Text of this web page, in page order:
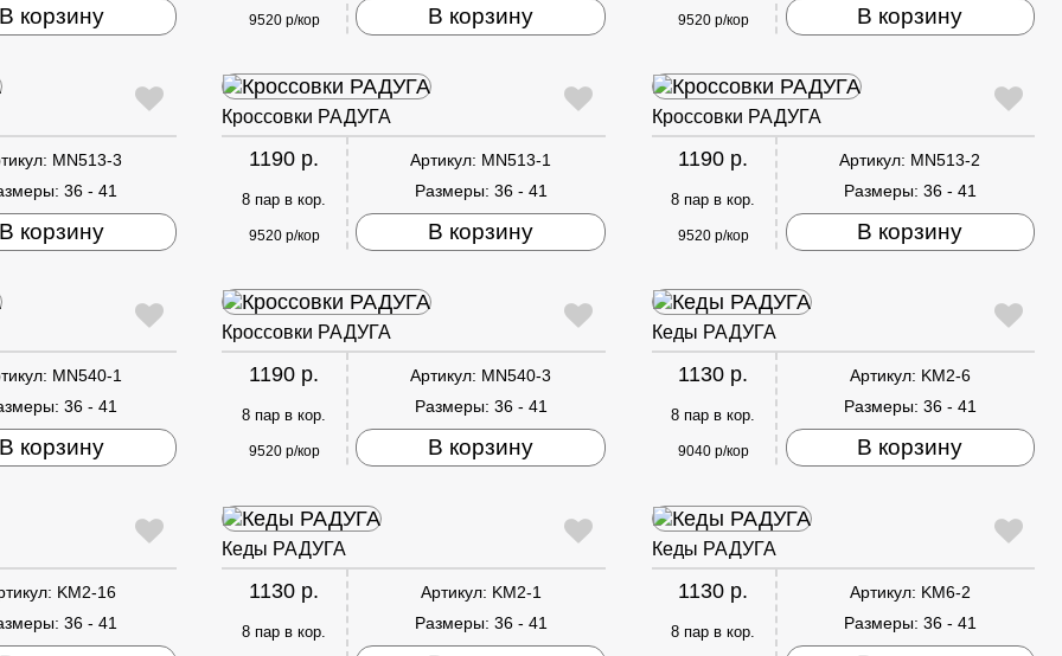
В корзину 9520 р/кор В корзину 9520 р/кор В корзину
MN513-3
36 - 41
В корзину
Кроссовки РАДУГА
1190 р.
8 пар в кор.
9520 р/кор
Артикул: MN513-1
Размеры: 36 - 41
В корзину
Кроссовки РАДУГА
1190 р.
8 пар в кор.
9520 р/кор
Артикул: MN513-2
Размеры: 36 - 41
В корзину
MN540-1
36 - 41
В корзину
Кроссовки РАДУГА
1190 р.
8 пар в кор.
9520 р/кор
Артикул: MN540-3
Размеры: 36 - 41
В корзину
Кеды РАДУГА
1130 р.
8 пар в кор.
9040 р/кор
Артикул: KM2-6
Размеры: 36 - 41
В корзину
KM2-16
36 - 41
Кеды РАДУГА
1130 р.
8 пар в кор.
Артикул: KM2-1
Размеры: 36 - 41
Кеды РАДУГА
1130 р.
8 пар в кор.
Артикул: KM6-2
Размеры: 36 - 41